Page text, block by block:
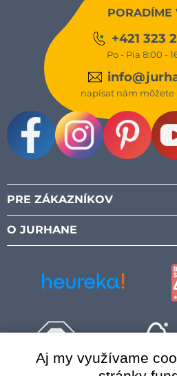
PORADÍME
+421 323
Po - Pia 8:00 -
napísať nám môžete
PRE ZÁKAZNÍKOV
O JURHANE
Aj my využívame